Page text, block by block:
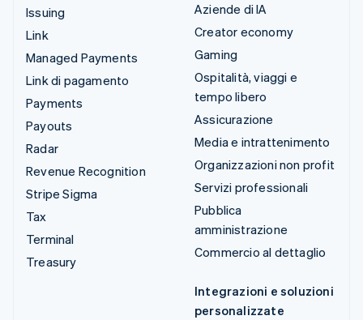
Issuing
Link
Managed Payments
Link di pagamento
Payments
Payouts
Radar
Revenue Recognition
Stripe Sigma
Tax
Terminal
Treasury
Aziende di IA
Creator economy
Gaming
Ospitalità, viaggi e
tempo libero
Assicurazione
Media e intrattenimento
Organizzazioni non profit
Servizi professionali
Pubblica
amministrazione
Commercio al dettaglio
Integrazioni e soluzioni
personalizzate